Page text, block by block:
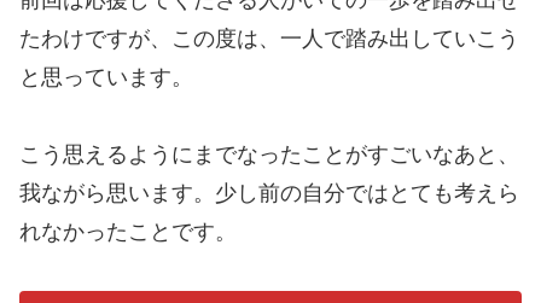
たわけですが、この度は、一人で踏み出していこう
と思っています。
こう思えるようにまでなったことがすごいなあと、
我ながら思います。少し前の自分ではとても考えら
れなかったことです。